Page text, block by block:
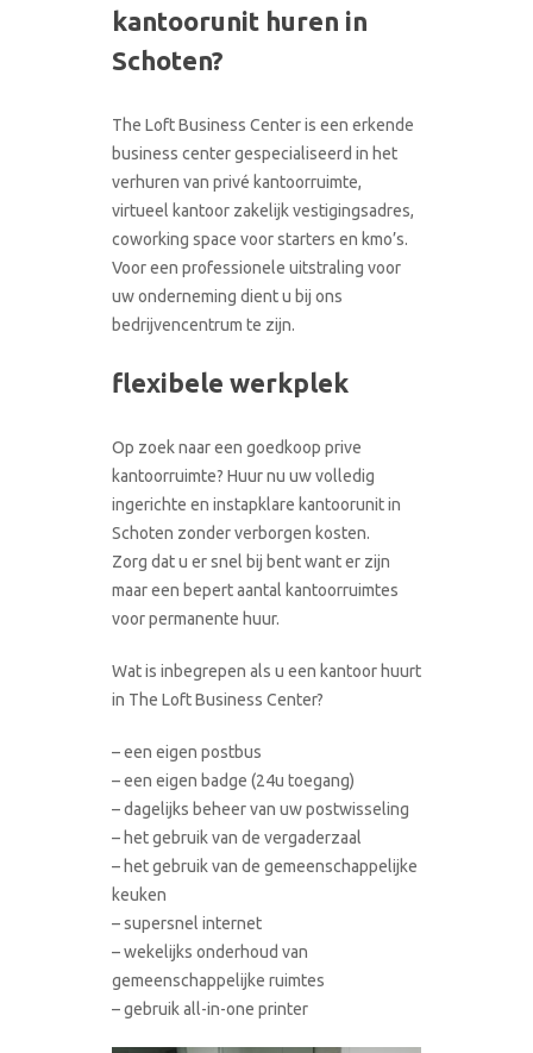
CONTACT
kantoorunit huren in
Schoten?
The Loft Business Center is een erkende
business center gespecialiseerd in het
verhuren van privé kantoorruimte,
virtueel kantoor zakelijk vestigingsadres,
coworking space voor starters en kmo’s.
Voor een professionele uitstraling voor
uw onderneming dient u bij ons
bedrijvencentrum te zijn.
flexibele werkplek
Op zoek naar een goedkoop prive
kantoorruimte? Huur nu uw volledig
ingerichte en instapklare kantoorunit in
Schoten zonder verborgen kosten.
Zorg dat u er snel bij bent want er zijn
maar een bepert aantal kantoorruimtes
voor permanente huur.
Wat is inbegrepen als u een kantoor huurt
in The Loft Business Center?
– een eigen postbus
– een eigen badge (24u toegang)
– dagelijks beheer van uw postwisseling
– het gebruik van de vergaderzaal
– het gebruik van de gemeenschappelijke
keuken
– supersnel internet
– wekelijks onderhoud van
gemeenschappelijke ruimtes
– gebruik all-in-one printer